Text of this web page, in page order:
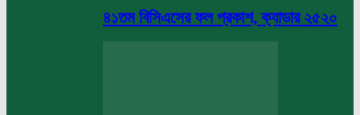
৪১তম বিসিএসের ফল প্রকাশ, ক্যাডার ২৫২০